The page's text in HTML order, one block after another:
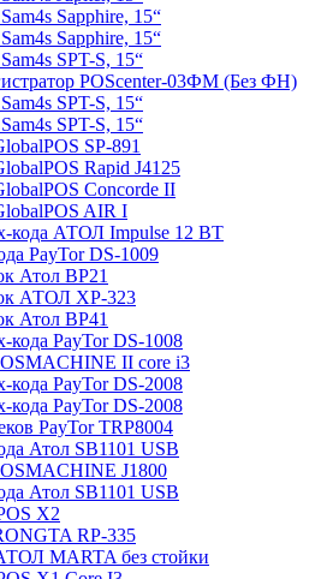
Sapphire, 15“
Sapphire, 15“
SPT-S, 15“
POScenter-03ФМ (Без ФН)
SPT-S, 15“
SPT-S, 15“
SP-891
Rapid J4125
Concorde II
AIR I
кода АТОЛ Impulse 12 BT
PayTor DS-1009
Атол BP21
АТОЛ XP-323
Атол ВР41
кода PayTor DS-1008
II core i3
кода PayTor DS-2008
кода PayTor DS-2008
PayTor TRP8004
Атол SB1101 USB
J1800
Атол SB1101 USB
X2
RP-335
MARTA без стойки